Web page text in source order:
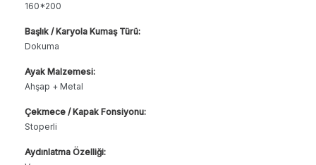
160*200
Başlık / Karyola Kumaş Türü:
Dokuma
Ayak Malzemesi:
Ahşap + Metal
Çekmece / Kapak Fonsiyonu:
Stoperli
Aydınlatma Özelliği: